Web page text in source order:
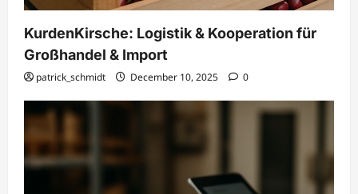
KurdenKirsche: Logistik & Kooperation für
Großhandel & Import
patrick_schmidt December 10, 2025 0